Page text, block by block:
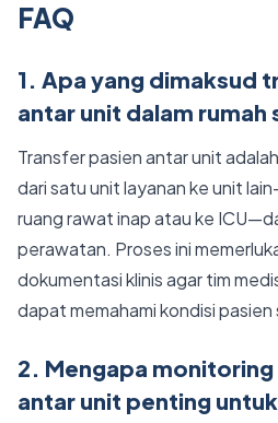
FAQ
1. Apa yang dimaksud
antar unit dalam rumah
Transfer pasien antar unit
dari satu unit layanan ke unit
ruang rawat inap atau ke
perawatan. Proses ini
dokumentasi klinis agar tim
dapat memahami kondisi pasien
2. Mengapa
antar unit penting untuk